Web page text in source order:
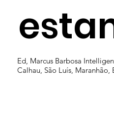
Ed, Marcus Barbosa
Calhau, São Luís, Maranhão,